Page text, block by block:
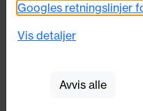
5G STD.STÅL
Norgesdekk
Googles retningslinjer
Vis detaljer
Avvis alle